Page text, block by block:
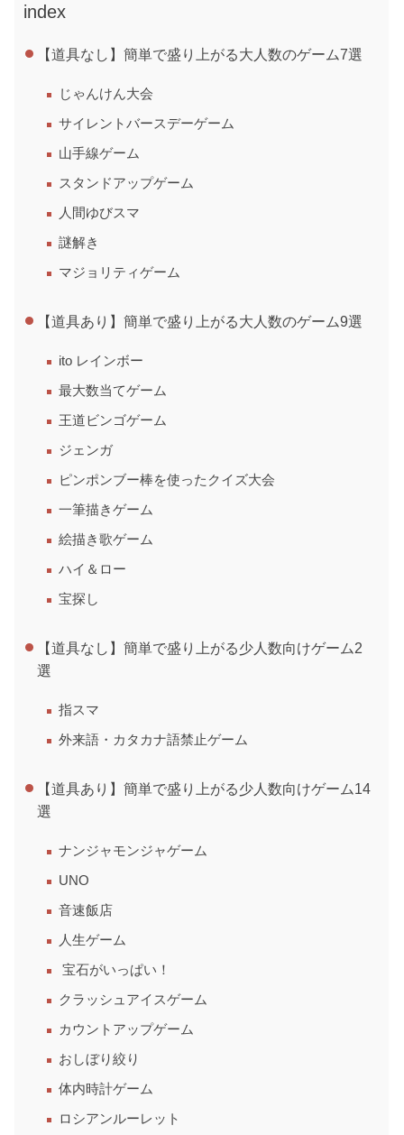
index
【道具なし】簡単で盛り上がる大人数のゲーム7選
じゃんけん大会
サイレントバースデーゲーム
山手線ゲーム
スタンドアップゲーム
人間ゆびスマ
謎解き
マジョリティゲーム
【道具あり】簡単で盛り上がる大人数のゲーム9選
ito レインボー
最大数当てゲーム
王道ビンゴゲーム
ジェンガ
ピンポンブー棒を使ったクイズ大会
一筆描きゲーム
絵描き歌ゲーム
ハイ＆ロー
宝探し
【道具なし】簡単で盛り上がる少人数向けゲーム2
選
指スマ
外来語・カタカナ語禁止ゲーム
【道具あり】簡単で盛り上がる少人数向けゲーム14
選
ナンジャモンジャゲーム
UNO
音速飯店
人生ゲーム
宝石がいっぱい！
クラッシュアイスゲーム
カウントアップゲーム
おしぼり絞り
体内時計ゲーム
ロシアンルーレット